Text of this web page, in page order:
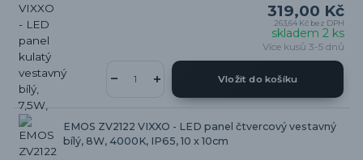
319,00 Kč
263,64 Kč bez DPH
skladem 2 ks
Více kusů 3-5 dnů
Vložit do košíku
EMOS ZV2122 VIXXO - LED panel čtvercový vestavný
bílý, 8W, 4000K, IP65, 10 x 10cm